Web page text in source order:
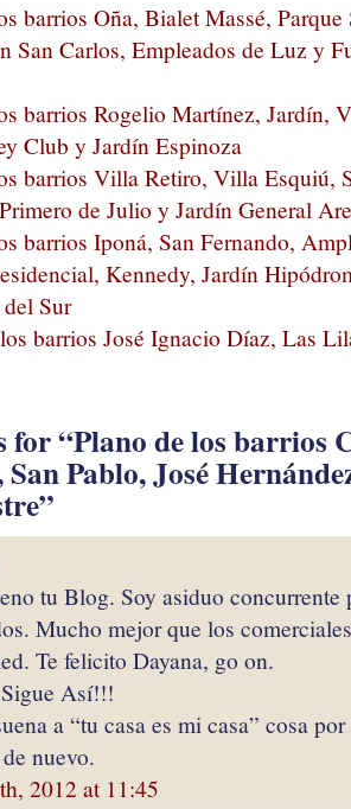
barrios Oña, Bialet Massé,
San Carlos, Empleados de Luz y
barrios Rogelio Martínez, Jardín,
Club y Jardín Espinoza
barrios Villa Retiro, Villa Esquiú,
de Julio y Jardín General
barrios Iponá, San Fernando,
Kennedy, Jardín
Sur
barrios José Ignacio Díaz, Las
for “Plano de los barrios
San Pablo, José
tu Blog. Soy asiduo concurrente
Mucho mejor que los
Te felicito Dayana, go on.
Así!!!
a “tu casa es mi casa” cosa
nuevo.
2012 at 11:45